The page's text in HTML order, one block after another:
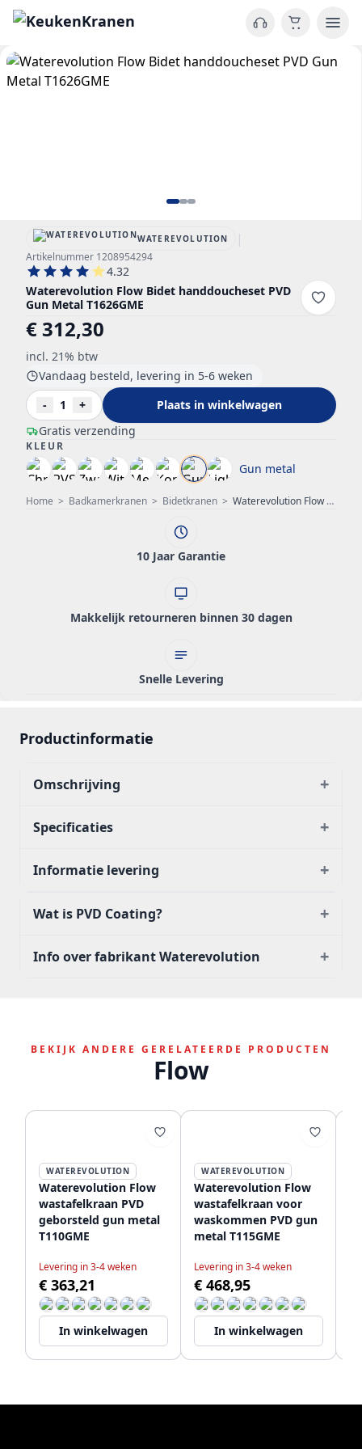
Home > Badkamerkranen > Bidetkranen > Waterevolution Flow Bidet handdoucheset PVD Gun Metal T1626GME
WATEREVOLUTION |
Artikelnummer 1208954294
4.32
Waterevolution Flow Bidet handdoucheset PVD
Gun Metal T1626GME
€ 312,30
incl. 21% btw
Gratis verzending
Vandaag besteld, levering in 5-6 weken
-
1 + Plaats in winkelwagen
KLEUR
Gun metal
10 Jaar Garantie
Makkelijk retourneren binnen 30 dagen
Snelle Levering
Productinformatie
Omschrijving +
Specificaties +
Informatie levering +
Wat is PVD Coating? +
Info over fabrikant Waterevolution +
BEKIJK ANDERE GERELATEERDE PRODUCTEN
Flow
WATEREVOLUTION
Waterevolution Flow
wastafelkraan PVD
geborsteld gun metal
T110GME
Levering in 3-4 weken
€ 363,21
In winkelwagen
WATEREVOLUTION
Waterevolution Flow
wastafelkraan voor
waskommen PVD gun
metal T115GME
Levering in 3-4 weken
€ 468,95
In winkelwagen